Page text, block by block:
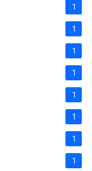
1
1
1
1
1
1
1
1